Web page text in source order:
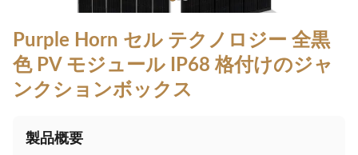
Purple Horn セル テクノロジー 全黒
色 PV モジュール IP68 格付けのジャ
ンクションボックス
製品概要